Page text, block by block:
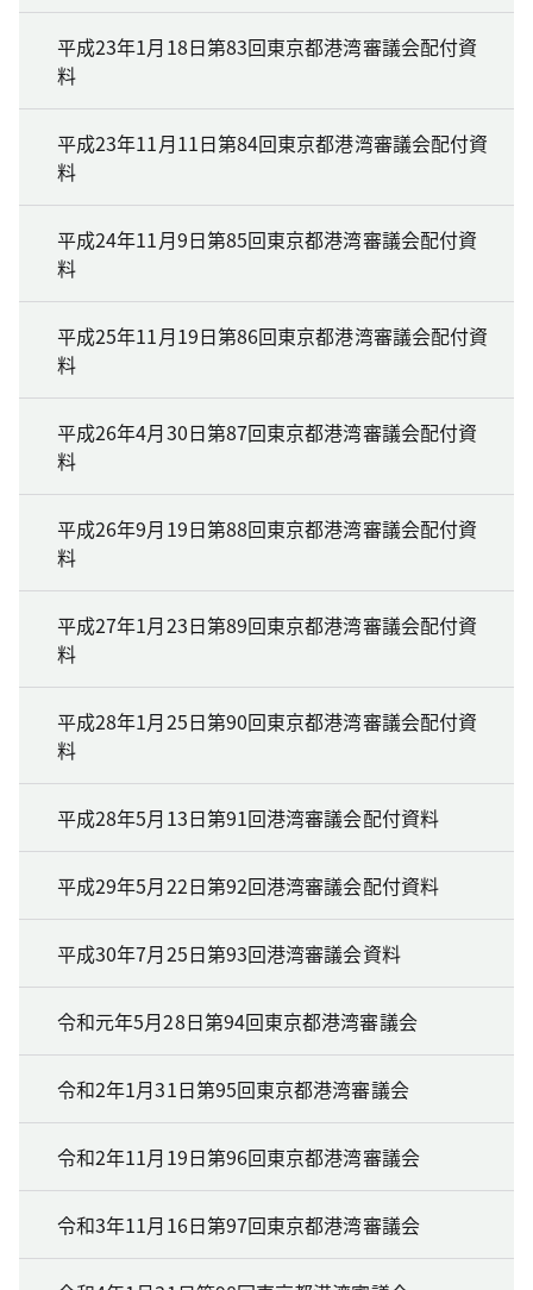
平成23年1月18日第83回東京都港湾審議会配付資
料
平成23年11月11日第84回東京都港湾審議会配付資
料
平成24年11月9日第85回東京都港湾審議会配付資
料
平成25年11月19日第86回東京都港湾審議会配付資
料
平成26年4月30日第87回東京都港湾審議会配付資
料
平成26年9月19日第88回東京都港湾審議会配付資
料
平成27年1月23日第89回東京都港湾審議会配付資
料
平成28年1月25日第90回東京都港湾審議会配付資
料
平成28年5月13日第91回港湾審議会配付資料
平成29年5月22日第92回港湾審議会配付資料
平成30年7月25日第93回港湾審議会資料
令和元年5月28日第94回東京都港湾審議会
令和2年1月31日第95回東京都港湾審議会
令和2年11月19日第96回東京都港湾審議会
令和3年11月16日第97回東京都港湾審議会